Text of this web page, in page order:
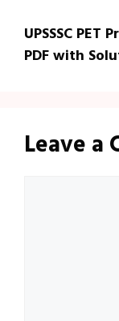
UPSSSC
PDF with
Leave a